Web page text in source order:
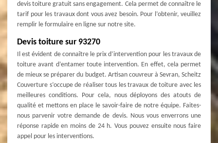
devis toiture gratuit sans engagement. Cela permet de connaître le
tarif pour les travaux dont vous avez besoin. Pour l’obtenir, veuillez
remplir le formulaire en ligne sur notre site.
Devis toiture sur 93270
Il est évident de connaître le prix d’intervention pour les travaux de
toiture avant d’entamer toute intervention. En effet, cela permet
de mieux se préparer du budget. Artisan couvreur à Sevran, Scheitz
Couverture s’occupe de réaliser tous les travaux de toiture avec les
meilleures conditions. Pour cela, nous déployons des atouts de
qualité et mettons en place le savoir-faire de notre équipe. Faites-
nous parvenir votre demande de devis. Nous vous enverrons une
réponse rapide en moins de 24 h. Vous pouvez ensuite nous faire
appel pour les interventions.